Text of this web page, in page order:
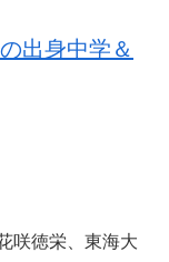
出身中学＆
咲徳栄、東海大